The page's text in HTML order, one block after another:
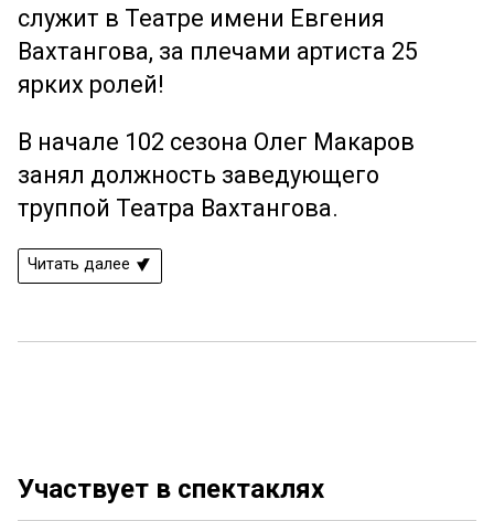
служит в Театре имени Евгения
Вахтангова, за плечами артиста 25
ярких ролей!
В начале 102 сезона Олег Макаров
занял должность заведующего
труппой Театра Вахтангова.
Читать далее
Участвует в спектаклях